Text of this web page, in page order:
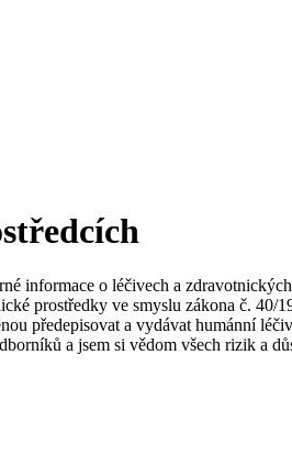
informace o léčivech a
prostředky ve smyslu zákona č. 40/
předepisovat a vydávat humánní
a jsem si vědom všech rizik a